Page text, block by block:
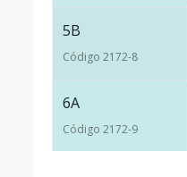
5B
Código 2172-8
6A
Código 2172-9